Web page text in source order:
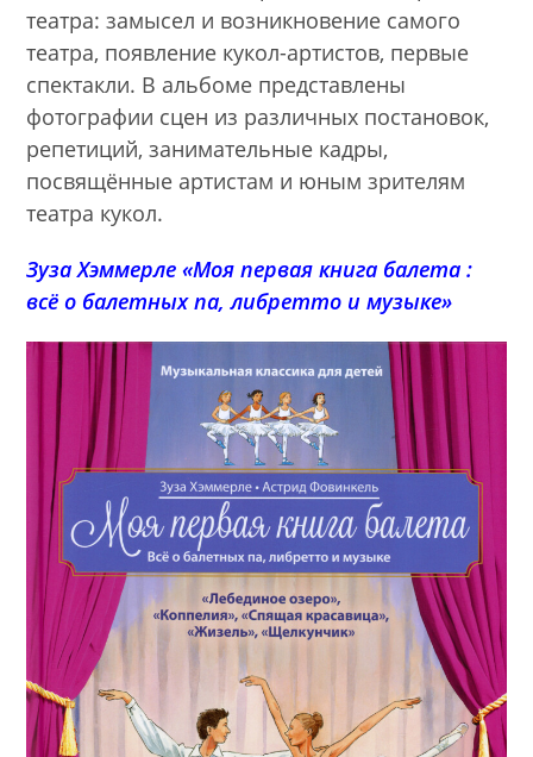
театра: замысел и возникновение самого
театра, появление кукол-артистов, первые
спектакли. В альбоме представлены
фотографии сцен из различных постановок,
репетиций, занимательные кадры,
посвящённые артистам и юным зрителям
театра кукол.
Зуза Хэммерле «Моя первая книга балета :
всё о балетных па, либретто и музыке»